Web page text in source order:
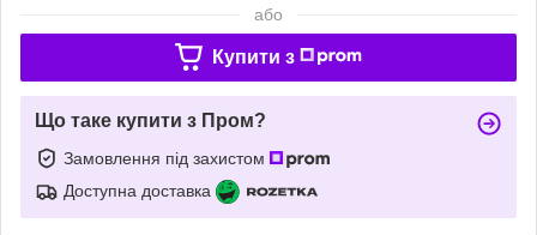
або
Купити з
Що таке купити з Пром?
Замовлення під захистом
Доступна доставка